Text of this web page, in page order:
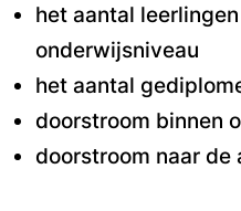
het aantal
onderwijsniveau
het aantal
doorstroom binnen
doorstroom naar de